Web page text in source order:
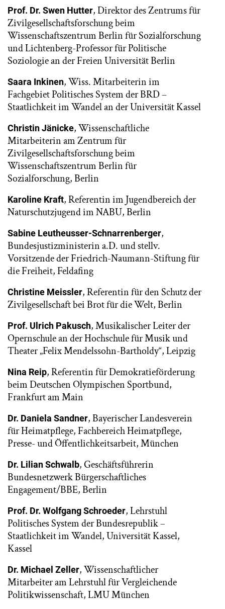
Prof. Dr. Swen Hutter, Direktor des Zentrums für
Zivilgesellschaftsforschung beim
Wissenschaftszentrum Berlin für Sozialforschung
und Lichtenberg-Professor für Politische
Soziologie an der Freien Universität Berlin
Saara Inkinen, Wiss. Mitarbeiterin im
Fachgebiet Politisches System der BRD –
Staatlichkeit im Wandel an der Universität Kassel
Christin Jänicke, Wissenschaftliche
Mitarbeiterin am Zentrum für
Zivilgesellschaftsforschung beim
Wissenschaftszentrum Berlin für
Sozialforschung, Berlin
Karoline Kraft, Referentin im Jugendbereich der
Naturschutzjugend im NABU, Berlin
Sabine Leutheusser-Schnarrenberger,
Bundesjustizministerin a.D. und stellv.
Vorsitzende der Friedrich-Naumann-Stiftung für
die Freiheit, Feldafing
Christine Meissler, Referentin für den Schutz der
Zivilgesellschaft bei Brot für die Welt, Berlin
Prof. Ulrich Pakusch, Musikalischer Leiter der
Opernschule an der Hochschule für Musik und
Theater „Felix Mendelssohn-Bartholdy“, Leipzig
Nina Reip, Referentin für Demokratieförderung
beim Deutschen Olympischen Sportbund,
Frankfurt am Main
Dr. Daniela Sandner, Bayerischer Landesverein
für Heimatpflege, Fachbereich Heimatpflege,
Presse- und Öffentlichkeitsarbeit, München
Dr. Lilian Schwalb, Geschäftsführerin
Bundesnetzwerk Bürgerschaftliches
Engagement/BBE, Berlin
Prof. Dr. Wolfgang Schroeder, Lehrstuhl
Politisches System der Bundesrepublik –
Staatlichkeit im Wandel, Universität Kassel,
Kassel
Dr. Michael Zeller, Wissenschaftlicher
Mitarbeiter am Lehrstuhl für Vergleichende
Politikwissenschaft, LMU München